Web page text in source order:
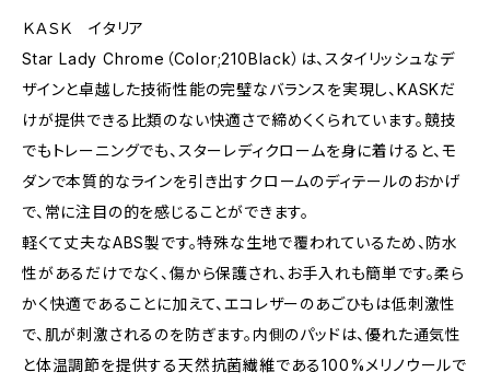
ＫＡＳＫ イタリア
Star Lady Chrome（Color;210Black）は、スタイリッシュなデ
ザインと卓越した技術性能の完璧なバランスを実現し、KASKだ
けが提供できる比類のない快適さで締めくくられています。競技
でもトレーニングでも、スターレディクロームを身に着けると、モ
ダンで本質的なラインを引き出すクロームのディテールのおかげ
で、常に注目の的を感じることができます。
軽くて丈夫なABS製です。特殊な生地で覆われているため、防水
性があるだけでなく、傷から保護され、お手入れも簡単です。柔ら
かく快適であることに加えて、エコレザーのあごひもは低刺激性
で、肌が刺激されるのを防ぎます。内側のパッドは、優れた通気性
と体温調節を提供する天然抗菌繊維である100%メリノウールで